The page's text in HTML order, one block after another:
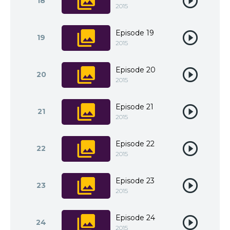
2015
19 Episode 19
2015
20 Episode 20
2015
21 Episode 21
2015
22 Episode 22
2015
23 Episode 23
2015
24 Episode 24
2015